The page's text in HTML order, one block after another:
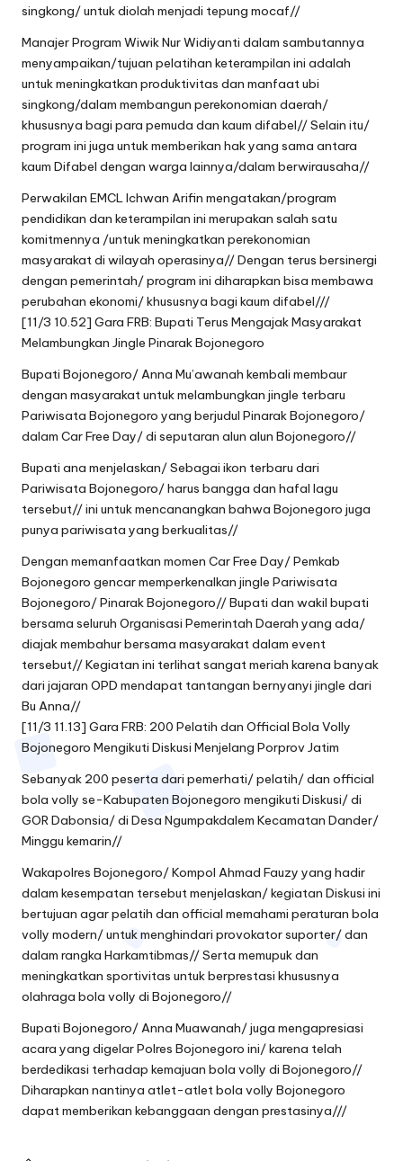
singkong/ untuk diolah menjadi tepung mocaf//
Manajer Program Wiwik Nur Widiyanti dalam sambutannya
menyampaikan/tujuan pelatihan keterampilan ini adalah
untuk meningkatkan produktivitas dan manfaat ubi
singkong/dalam membangun perekonomian daerah/
khususnya bagi para pemuda dan kaum difabel// Selain itu/
program ini juga untuk memberikan hak yang sama antara
kaum Difabel dengan warga lainnya/dalam berwirausaha//
Perwakilan EMCL Ichwan Arifin mengatakan/program
pendidikan dan keterampilan ini merupakan salah satu
komitmennya /untuk meningkatkan perekonomian
masyarakat di wilayah operasinya// Dengan terus bersinergi
dengan pemerintah/ program ini diharapkan bisa membawa
perubahan ekonomi/ khususnya bagi kaum difabel///
[11/3 10.52] Gara FRB: Bupati Terus Mengajak Masyarakat
Melambungkan Jingle Pinarak Bojonegoro
Bupati Bojonegoro/ Anna Mu’awanah kembali membaur
dengan masyarakat untuk melambungkan jingle terbaru
Pariwisata Bojonegoro yang berjudul Pinarak Bojonegoro/
dalam Car Free Day/ di seputaran alun alun Bojonegoro//
Bupati ana menjelaskan/ Sebagai ikon terbaru dari
Pariwisata Bojonegoro/ harus bangga dan hafal lagu
tersebut// ini untuk mencanangkan bahwa Bojonegoro juga
punya pariwisata yang berkualitas//
Dengan memanfaatkan momen Car Free Day/ Pemkab
Bojonegoro gencar memperkenalkan jingle Pariwisata
Bojonegoro/ Pinarak Bojonegoro// Bupati dan wakil bupati
bersama seluruh Organisasi Pemerintah Daerah yang ada/
diajak membahur bersama masyarakat dalam event
tersebut// Kegiatan ini terlihat sangat meriah karena banyak
dari jajaran OPD mendapat tantangan bernyanyi jingle dari
Bu Anna//
[11/3 11.13] Gara FRB: 200 Pelatih dan Official Bola Volly
Bojonegoro Mengikuti Diskusi Menjelang Porprov Jatim
Sebanyak 200 peserta dari pemerhati/ pelatih/ dan official
bola volly se-Kabupaten Bojonegoro mengikuti Diskusi/ di
GOR Dabonsia/ di Desa Ngumpakdalem Kecamatan Dander/
Minggu kemarin//
Wakapolres Bojonegoro/ Kompol Ahmad Fauzy yang hadir
dalam kesempatan tersebut menjelaskan/ kegiatan Diskusi ini
bertujuan agar pelatih dan official memahami peraturan bola
volly modern/ untuk menghindari provokator suporter/ dan
dalam rangka Harkamtibmas// Serta memupuk dan
meningkatkan sportivitas untuk berprestasi khususnya
olahraga bola volly di Bojonegoro//
Bupati Bojonegoro/ Anna Muawanah/ juga mengapresiasi
acara yang digelar Polres Bojonegoro ini/ karena telah
berdedikasi terhadap kemajuan bola volly di Bojonegoro//
Diharapkan nantinya atlet-atlet bola volly Bojonegoro
dapat memberikan kebanggaan dengan prestasinya///